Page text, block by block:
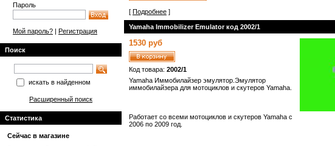
Пароль
Мой пароль? | Регистрация
Поиск
искать в найденном
Расширенный поиск
Статистика
Сейчас в магазине
[ Подробнее ]
Yamaha Immobilizer Emulator код 2002/1
1530 руб
Код товара: 2002/1
Yamaha Иммобилайзер эмулятор.Эмулятор
иммобилайзера для мотоциклов и скутеров Yamaha.
Работает со всеми мотоциклов и скутеров Yamaha с
2006 по 2009 год.